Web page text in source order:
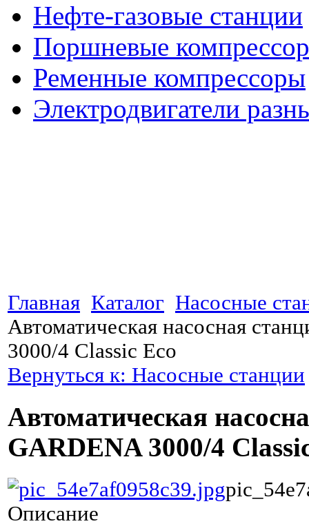
Нефте-газовые станции
Поршневые
Ременные компрессоры
Электродвигатели
Главная Каталог Насосные
Автоматическая насосная
3000/4 Classic Eco
Вернуться к: Насосные станции
Автоматическая
GARDENA 3000/4
Описание